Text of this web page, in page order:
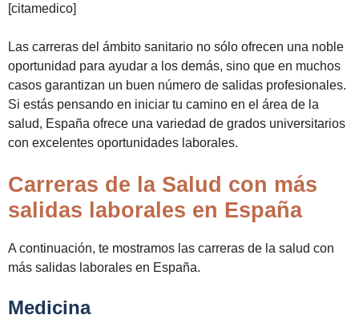
[citamedico]
Las carreras del ámbito sanitario no sólo ofrecen una noble
oportunidad para ayudar a los demás, sino que en muchos
casos garantizan un buen número de salidas profesionales.
Si estás pensando en iniciar tu camino en el área de la
salud, España ofrece una variedad de grados universitarios
con excelentes oportunidades laborales.
Carreras de la Salud con más
salidas laborales en España
A continuación, te mostramos las carreras de la salud con
más salidas laborales en España.
Medicina